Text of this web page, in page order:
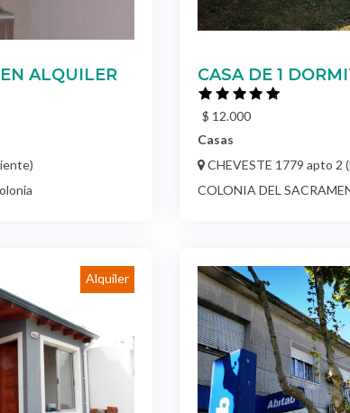
ALQUILER CASA DE 1
$ 12.000
Casas
CHEVESTE 1779 apto 2
COLONIA DEL
Alquiler